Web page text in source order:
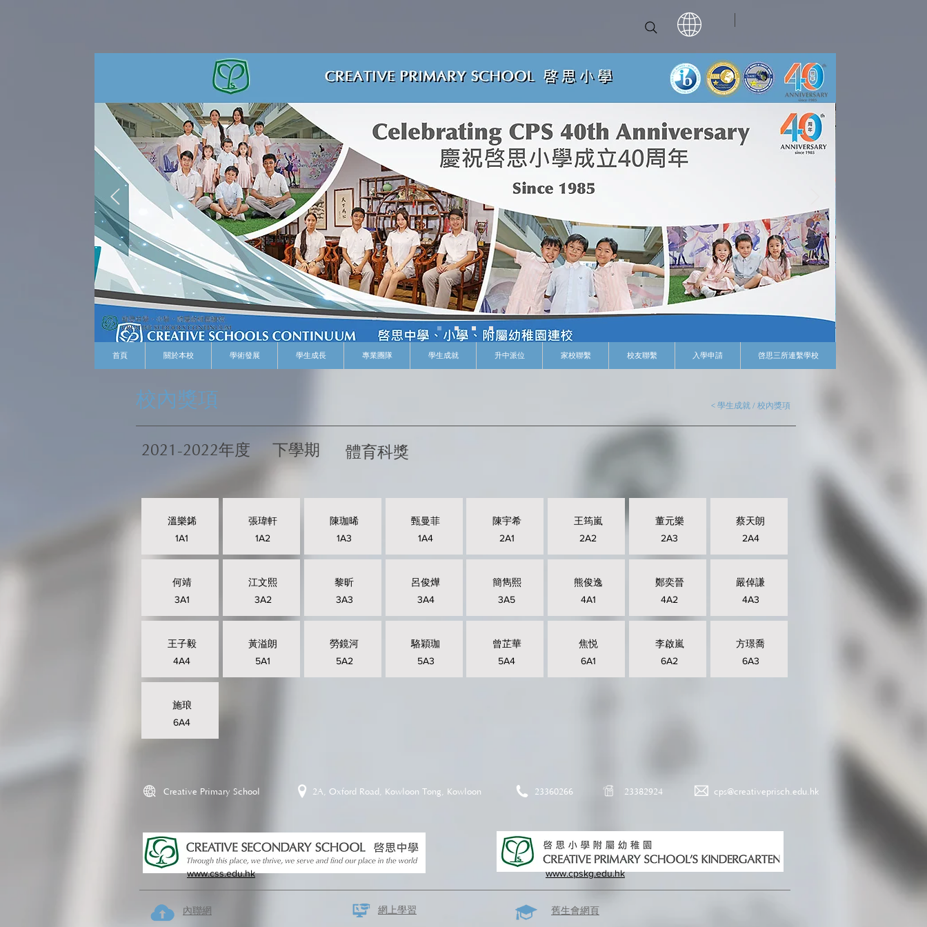
首頁 關於本校 學術發展 學生成長 專業團隊 學生成就 升中派位 家校聯繫 校友聯繫 入學申請 啓思三所連繫學校
校內獎項 < 學生成就 / 校內獎項
2021-2022年度 下學期 體育科獎
溫樂䤭
1A1
何靖
3A1
王子毅
4A4
施琅
6A4
張瑋軒
1A2
江文熙
3A2
黃溢朗
5A1
陳珈晞
1A3
黎昕
3A3
勞鏡河
5A2
甄曼菲
1A4
呂俊燁
3A4
駱穎珈
5A3
陳宇希
2A1
簡雋熙
3A5
曾芷華
5A4
王筠嵐
2A2
熊俊逸
4A1
焦悦
6A1
董元樂
2A3
鄭奕晉
4A2
李啟嵐
6A2
蔡天朗
2A4
嚴倬謙
4A3
方璟喬
6A3
Creative Primary School 2A, Oxford Road, Kowloon Tong, Kowloon 23360266 23382924 cps@creativeprisch.edu.hk
www.css.edu.hk www.cpskg.edu.hk
內聯網 網上學習 ​舊生會網頁